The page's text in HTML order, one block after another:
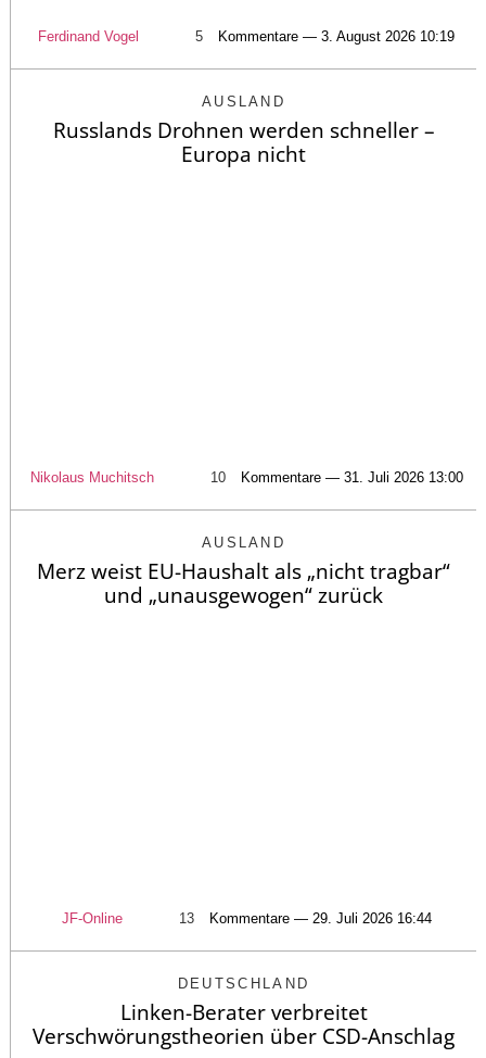
Ferdinand Vogel 5 Kommentare — 3. August 2026 10:19
AUSLAND
Russlands Drohnen werden schneller –
Europa nicht
Nikolaus Muchitsch 10 Kommentare — 31. Juli 2026 13:00
AUSLAND
Merz weist EU-Haushalt als „nicht tragbar“
und „unausgewogen“ zurück
JF-Online 13 Kommentare — 29. Juli 2026 16:44
DEUTSCHLAND
Linken-Berater verbreitet
Verschwörungstheorien über CSD-Anschlag